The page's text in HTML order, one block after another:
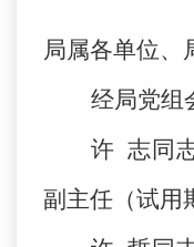
局属各单位、
经局党组
许 志同
副主任（试用